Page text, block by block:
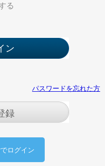
る
パスワードを忘れた方
録
ログイン